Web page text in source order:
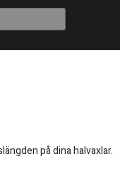
på dina halvaxlar.